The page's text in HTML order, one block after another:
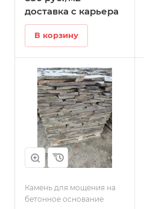
доставка с карьера
В корзину
Камень для мощения на
бетонное основание